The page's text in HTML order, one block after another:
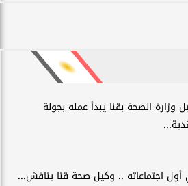
وزارة الصحة بقنا يبدأ عمله بجولة
اجتماعاته .. وكيل صحة قنا يناقش...